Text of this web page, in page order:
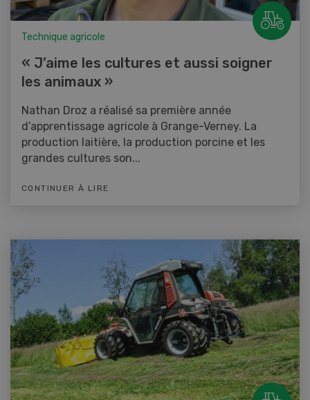
Technique agricole
« J’aime les cultures et aussi soigner
les animaux »
Nathan Droz a réalisé sa première année
d’apprentissage agricole à Grange-Verney. La
production laitière, la production porcine et les
grandes cultures son...
CONTINUER À LIRE